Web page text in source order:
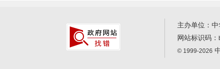
主办单位：
网站标识码：
© 1999-2026